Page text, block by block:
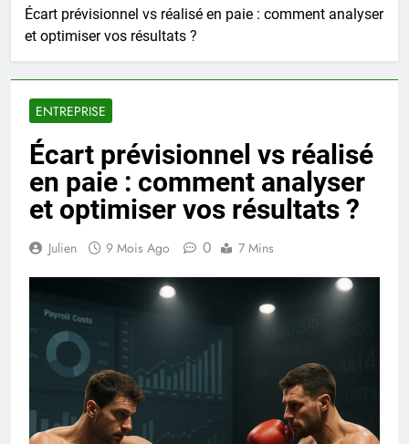
Écart prévisionnel vs réalisé en paie : comment analyser
et optimiser vos résultats ?
ENTREPRISE
Écart prévisionnel vs réalisé
en paie : comment analyser
et optimiser vos résultats ?
Julien 9 Mois Ago 0 7 Mins